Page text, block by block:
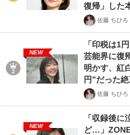
復帰」した
佐藤 ちひろ
NEW
「印税は1
芸能界に復
明かす、紅
円”だった
佐藤 ちひろ
NEW
「収録後
ど…」